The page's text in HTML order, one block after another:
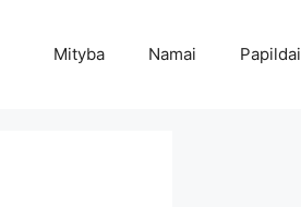
Mityba Namai Papildai